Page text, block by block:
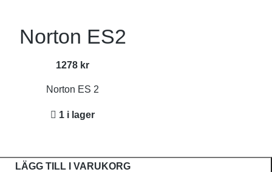
Norton ES2
1278 kr
Norton ES 2
1 i lager
LÄGG TILL I VARUKORG